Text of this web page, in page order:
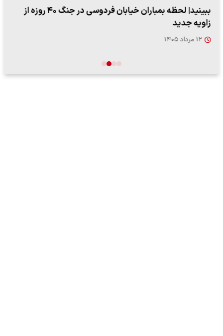
ببینید| لحظه بمباران خیابان فردوسی در جنگ ۴۰ روزه از
زاویه جدید
۱۲ مرداد ۱۴۰۵